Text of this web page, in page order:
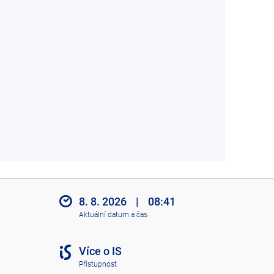
8. 8. 2026 | 08:41
Aktuální datum a čas
Více o IS
Přístupnost